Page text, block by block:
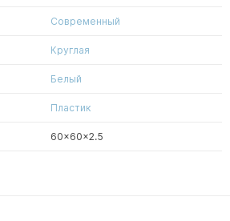
Современный
Круглая
Белый
Пластик
60x60x2.5